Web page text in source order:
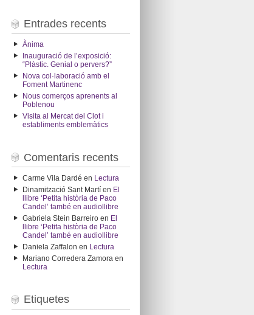
Entrades recents
Ànima
Inauguració de l’exposició:
“Plàstic. Genial o pervers?”
Nova col·laboració amb el
Foment Martinenc
Nous comerços aprenents al
Poblenou
Visita al Mercat del Clot i
establiments emblemàtics
Comentaris recents
Carme Vila Dardé en Lectura
Dinamització Sant Martíen El
llibre ‘Petita història de Paco
Candel’ també en audiollibre
Gabriela Stein Barreiroen El
llibre ‘Petita història de Paco
Candel’ també en audiollibre
Daniela Zaffalon en Lectura
Mariano Corredera Zamoraen
Lectura
Etiquetes